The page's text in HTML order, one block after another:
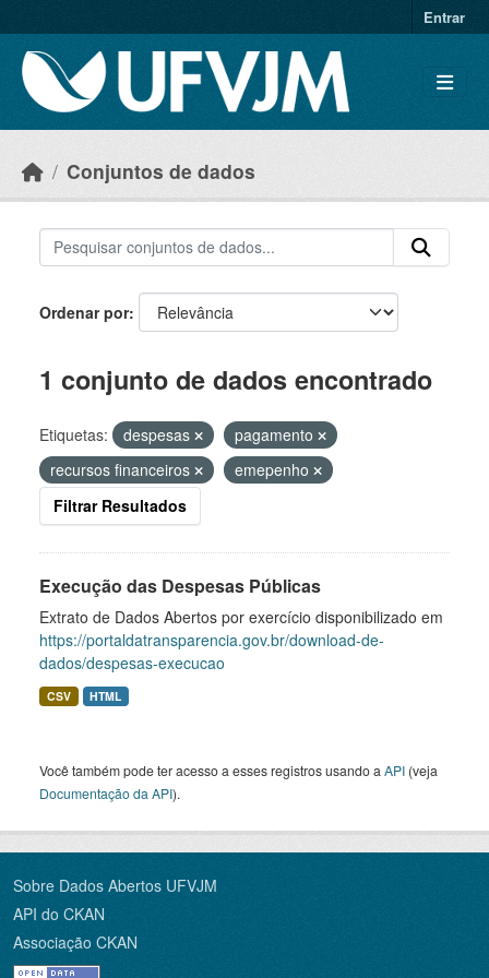
Entrar
Conjuntos de dados
Ordenar por
1 conjunto de dados encontrado
Etiquetas: despesas
pagamento
recursos financeiros
emepenho
Filtrar Resultados
Execução das Despesas Públicas
Extrato de Dados Abertos por exercício disponibilizado em
https://portaldatransparencia.gov.br/download-de-
dados/despesas-execucao
CSV HTML
Você também pode ter acesso a esses registros usando a API (veja
Documentação da API).
Sobre Dados Abertos UFVJM
API do CKAN
Associação CKAN